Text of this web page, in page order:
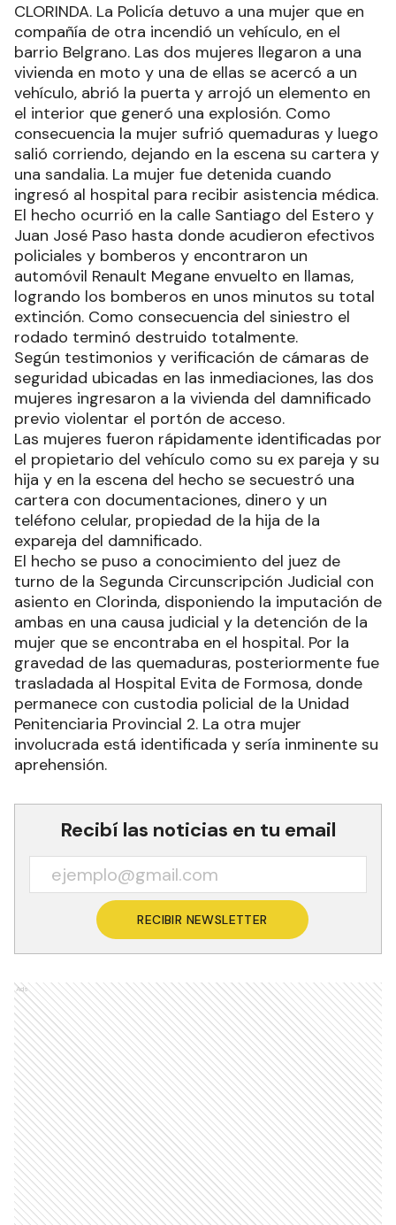
CLORINDA. La Policía detuvo a una mujer que en
compañía de otra incendió un vehículo, en el
barrio Belgrano. Las dos mujeres llegaron a una
vivienda en moto y una de ellas se acercó a un
vehículo, abrió la puerta y arrojó un elemento en
el interior que generó una explosión. Como
consecuencia la mujer sufrió quemaduras y luego
salió corriendo, dejando en la escena su cartera y
una sandalia. La mujer fue detenida cuando
ingresó al hospital para recibir asistencia médica.
El hecho ocurrió en la calle Santiago del Estero y
Juan José Paso hasta donde acudieron efectivos
policiales y bomberos y encontraron un
automóvil Renault Megane envuelto en llamas,
logrando los bomberos en unos minutos su total
extinción. Como consecuencia del siniestro el
rodado terminó destruido totalmente.
Según testimonios y verificación de cámaras de
seguridad ubicadas en las inmediaciones, las dos
mujeres ingresaron a la vivienda del damnificado
previo violentar el portón de acceso.
Las mujeres fueron rápidamente identificadas por
el propietario del vehículo como su ex pareja y su
hija y en la escena del hecho se secuestró una
cartera con documentaciones, dinero y un
teléfono celular, propiedad de la hija de la
expareja del damnificado.
El hecho se puso a conocimiento del juez de
turno de la Segunda Circunscripción Judicial con
asiento en Clorinda, disponiendo la imputación de
ambas en una causa judicial y la detención de la
mujer que se encontraba en el hospital. Por la
gravedad de las quemaduras, posteriormente fue
trasladada al Hospital Evita de Formosa, donde
permanece con custodia policial de la Unidad
Penitenciaria Provincial 2. La otra mujer
involucrada está identificada y sería inminente su
aprehensión.
Recibí las noticias en tu email
RECIBIR NEWSLETTER
Ads